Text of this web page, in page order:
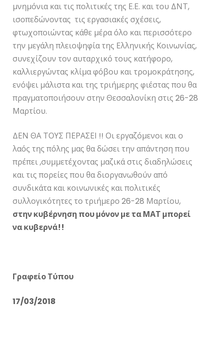
μνημόνια και τις πολιτικές της Ε.Ε. και του ΔΝΤ,
ισοπεδώνοντας τις εργασιακές σχέσεις,
φτωχοποιώντας κάθε μέρα όλο και περισσότερο
την μεγάλη πλειοψηφία της Ελληνικής Κοινωνίας,
συνεχίζουν τον αυταρχικό τους κατήφορο,
καλλιεργώντας κλίμα φόβου και τρομοκράτησης,
ενόψει μάλιστα και της τριήμερης φιέστας που θα
πραγματοποιήσουν στην Θεσσαλονίκη στις 26-28
Μαρτίου.
ΔΕΝ ΘΑ ΤΟΥΣ ΠΕΡΑΣΕΙ !! Οι εργαζόμενοι και ο
λαός της πόλης μας θα δώσει την απάντηση που
πρέπει ,συμμετέχοντας μαζικά στις διαδηλώσεις
και τις πορείες που θα διοργανωθούν από
συνδικάτα και κοινωνικές και πολιτικές
συλλογικότητες το τριήμερο 26-28 Μαρτίου,
στην κυβέρνηση που μόνον με τα ΜΑΤ μπορεί
να κυβερνά!!
Γραφείο Τύπου
17/03/2018